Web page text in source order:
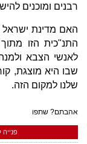
רבנים ומוכנים
האם מדינת ישראל
התנ"כית הזו
לאנשי הצבא
שבו היא מוצגת,
שלנו למקום הזה.
אהבתם? שתפו